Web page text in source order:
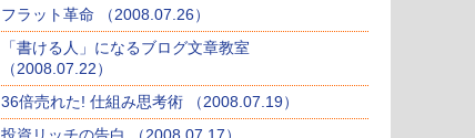
フラット革命 （2008.07.26）
「書ける人」になるブログ文章教室
（2008.07.22）
36倍売れた! 仕組み思考術 （2008.07.19）